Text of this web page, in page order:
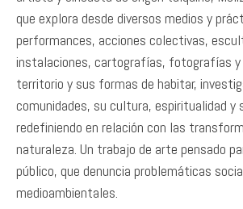
que explora desde diversos medios y
performances, acciones colectivas,
instalaciones, cartografías, fotografías y
territorio y sus formas de habitar,
comunidades, su cultura, espiritualidad y
redefiniendo en relación con las
naturaleza. Un trabajo de arte pensado
público, que denuncia problemáticas
medioambientales.